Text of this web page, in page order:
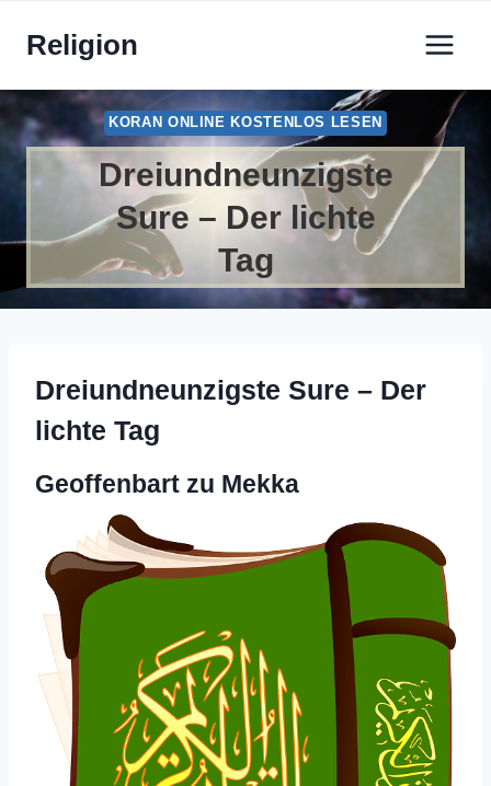
InhaltReligion
KORAN ONLINE KOSTENLOS LESEN
Dreiundneunzigste
Sure – Der lichte
Tag
Dreiundneunzigste Sure – Der
lichte Tag
Geoffenbart zu Mekka